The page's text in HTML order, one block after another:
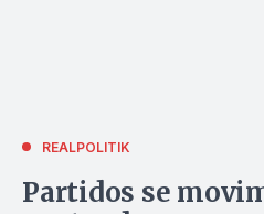
REALPOLITIK
Partidos se